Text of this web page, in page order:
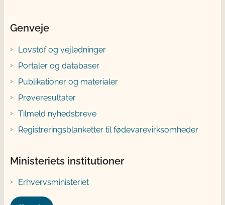
Genveje
Lovstof og vejledninger
Portaler og databaser
Publikationer og materialer
Prøveresultater
Tilmeld nyhedsbreve
Registreringsblanketter til fødevarevirksomheder
Ministeriets institutioner
Erhvervsministeriet